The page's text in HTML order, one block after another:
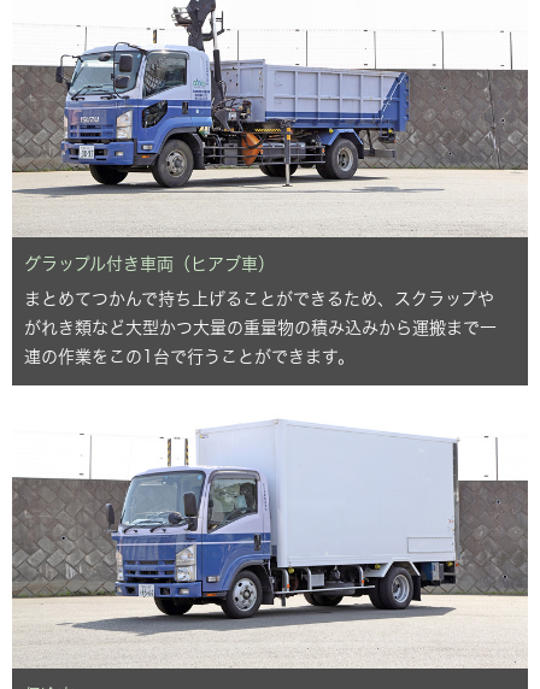
グラップル付き車両（ヒアブ車）
まとめてつかんで持ち上げることができるため、スクラップや
がれき類など大型かつ大量の重量物の積み込みから運搬まで一
連の作業をこの1台で行うことができます。